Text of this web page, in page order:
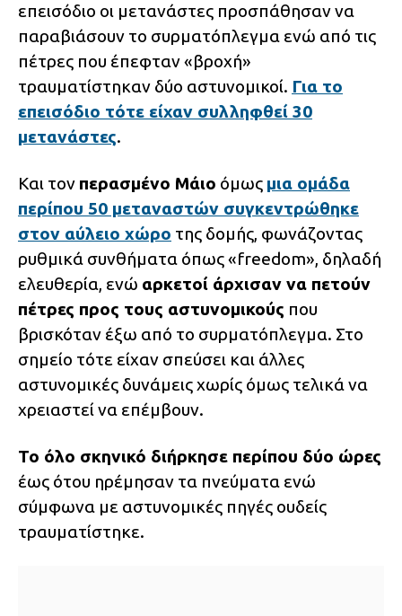
επεισόδιο οι μετανάστες προσπάθησαν να
παραβιάσουν το συρματόπλεγμα ενώ από τις
πέτρες που έπεφταν «βροχή»
τραυματίστηκαν δύο αστυνομικοί. Για το
επεισόδιο τότε είχαν συλληφθεί 30
μετανάστες.
Και τον περασμένο Μάιο όμως μια ομάδα
περίπου 50 μεταναστών συγκεντρώθηκε
στον αύλειο χώρο της δομής, φωνάζοντας
ρυθμικά συνθήματα όπως «freedom», δηλαδή
ελευθερία, ενώ αρκετοί άρχισαν να πετούν
πέτρες προς τους αστυνομικούς που
βρισκόταν έξω από το συρματόπλεγμα. Στο
σημείο τότε είχαν σπεύσει και άλλες
αστυνομικές δυνάμεις χωρίς όμως τελικά να
χρειαστεί να επέμβουν.
Το όλο σκηνικό διήρκησε περίπου δύο ώρες
έως ότου ηρέμησαν τα πνεύματα ενώ
σύμφωνα με αστυνομικές πηγές ουδείς
τραυματίστηκε.